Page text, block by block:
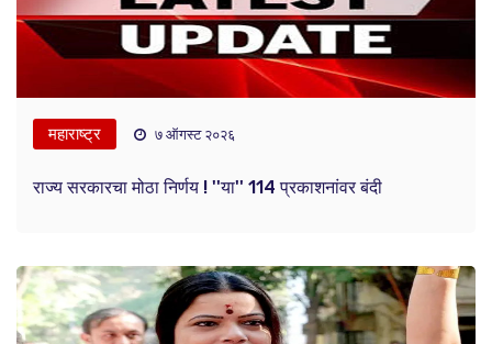
महाराष्ट्र ७ ऑगस्ट २०२६
राज्य सरकारचा मोठा निर्णय ! ''या'' 114 प्रकाशनांवर बंदी